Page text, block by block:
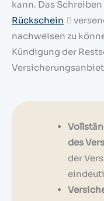
kann. Das
Rückschein
nachweisen zu
Kündigung der
des
der